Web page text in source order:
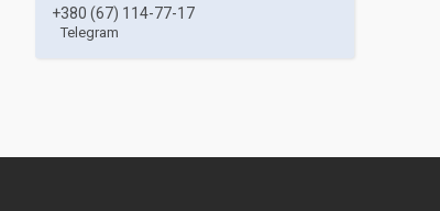
+380 (67) 114-77-17
Telegram